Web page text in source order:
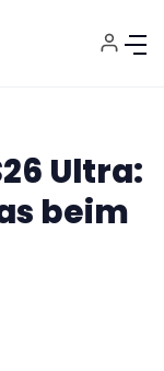
Ultra:
beim